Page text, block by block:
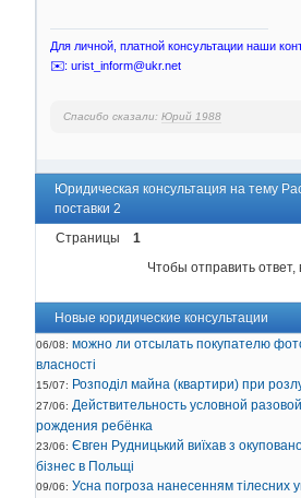
Для личной, платной консультации наши
✉️: urist_inform@ukr.net
Спасибо сказали: Юрий 1988
Юридическая консультация на тему
поставки 2
Страницы
1
Чтобы отправить
Новые юридические консультации
06/08: можно ли отсылать покупателю
власності
15/07: Розподіл майна (квартири) при
27/06: Действительность условной
рождения ребёнка
23/06: Євген Рудницький виїхав з
бізнес в Польщі
09/06: Усна погроза нанесенням тілесних